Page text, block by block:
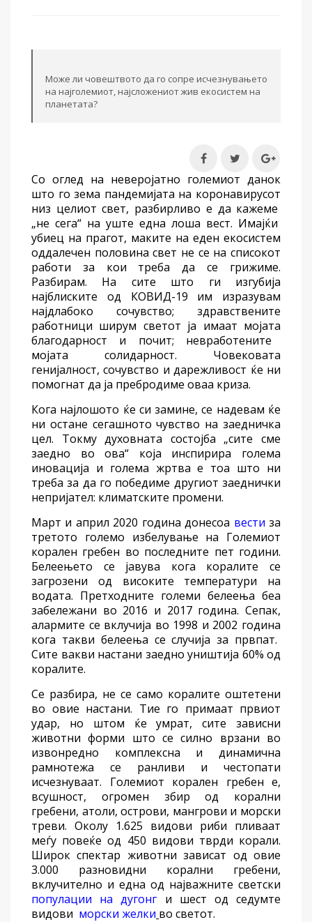
Може ли човештвото да го сопре исчезнувањето
на најголемиот, најсложениот жив екосистем на
планетата?
Со оглед на неверојатно големиот данок
што го зема пандемијата на коронавирусот
низ целиот свет, разбирливо е да кажеме
„не сега“ на уште една лоша вест. Имајќи
убиец на прагот, маките на еден екосистем
оддалечен половина свет не се на списокот
работи за кои треба да се грижиме.
Разбирам. На сите што ги изгубија
најблиските од КОВИД-19 им изразувам
најдлабоко сочувство; здравствените
работници ширум светот ја имаат мојата
благодарност и почит; невработените
мојата солидарност. Човековата
генијалност, сочувство и дарежливост ќе ни
помогнат да ја пребродиме оваа криза.
Кога најлошото ќе си замине, се надевам ќе
ни остане сегашното чувство на заедничка
цел. Токму духовната состојба „сите сме
заедно во ова“ која инспирира голема
иновација и голема жртва е тоа што ни
треба за да го победиме другиот заеднички
непријател: климатските промени.
Март и април 2020 година донесоа вести за
третото големо избелување на Големиот
корален гребен во последните пет години.
Белеењето се јавува кога коралите се
загрозени од високите температури на
водата. Претходните големи белеења беа
забележани во 2016 и 2017 година. Сепак,
алармите се вклучија во 1998 и 2002 година
кога такви белеења се случија за првпат.
Сите вакви настани заедно уништија 60% од
коралите.
Се разбира, не се само коралите оштетени
во овие настани. Тие го примаат првиот
удар, но штом ќе умрат, сите зависни
животни форми што сесилно врзани во
извонредно комплексна и динамична
рамнотежа се ранливи и честопати
исчезнуваат. Големиот корален гребен е,
всушност, огромен збирод
корални
гребени, атоли, острови, мангрови и морски
треви. Околу 1.625 видови риби пливаат
меѓу повеќе од 450 видови тврди корали.
Широк спектар животнизависат одовие
3.000 разновидни корални гребени,
вклучително и една од најважните светски
популации на дугонг и шест од седумте
видови морски желки во светот.